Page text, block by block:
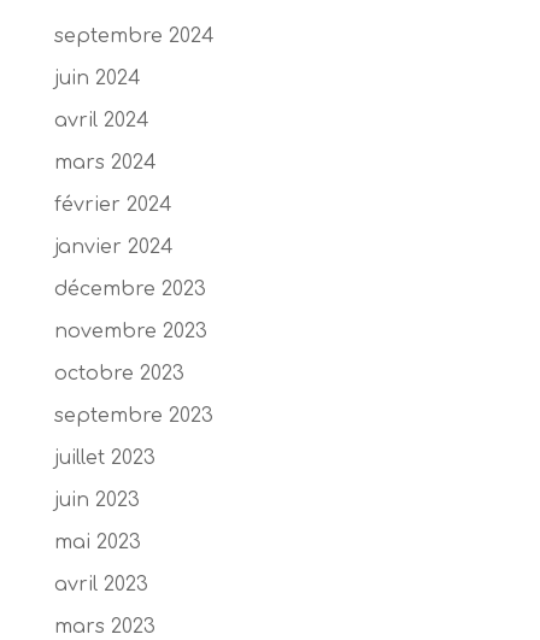
septembre 2024
juin 2024
avril 2024
mars 2024
février 2024
janvier 2024
décembre 2023
novembre 2023
octobre 2023
septembre 2023
juillet 2023
juin 2023
mai 2023
avril 2023
mars 2023